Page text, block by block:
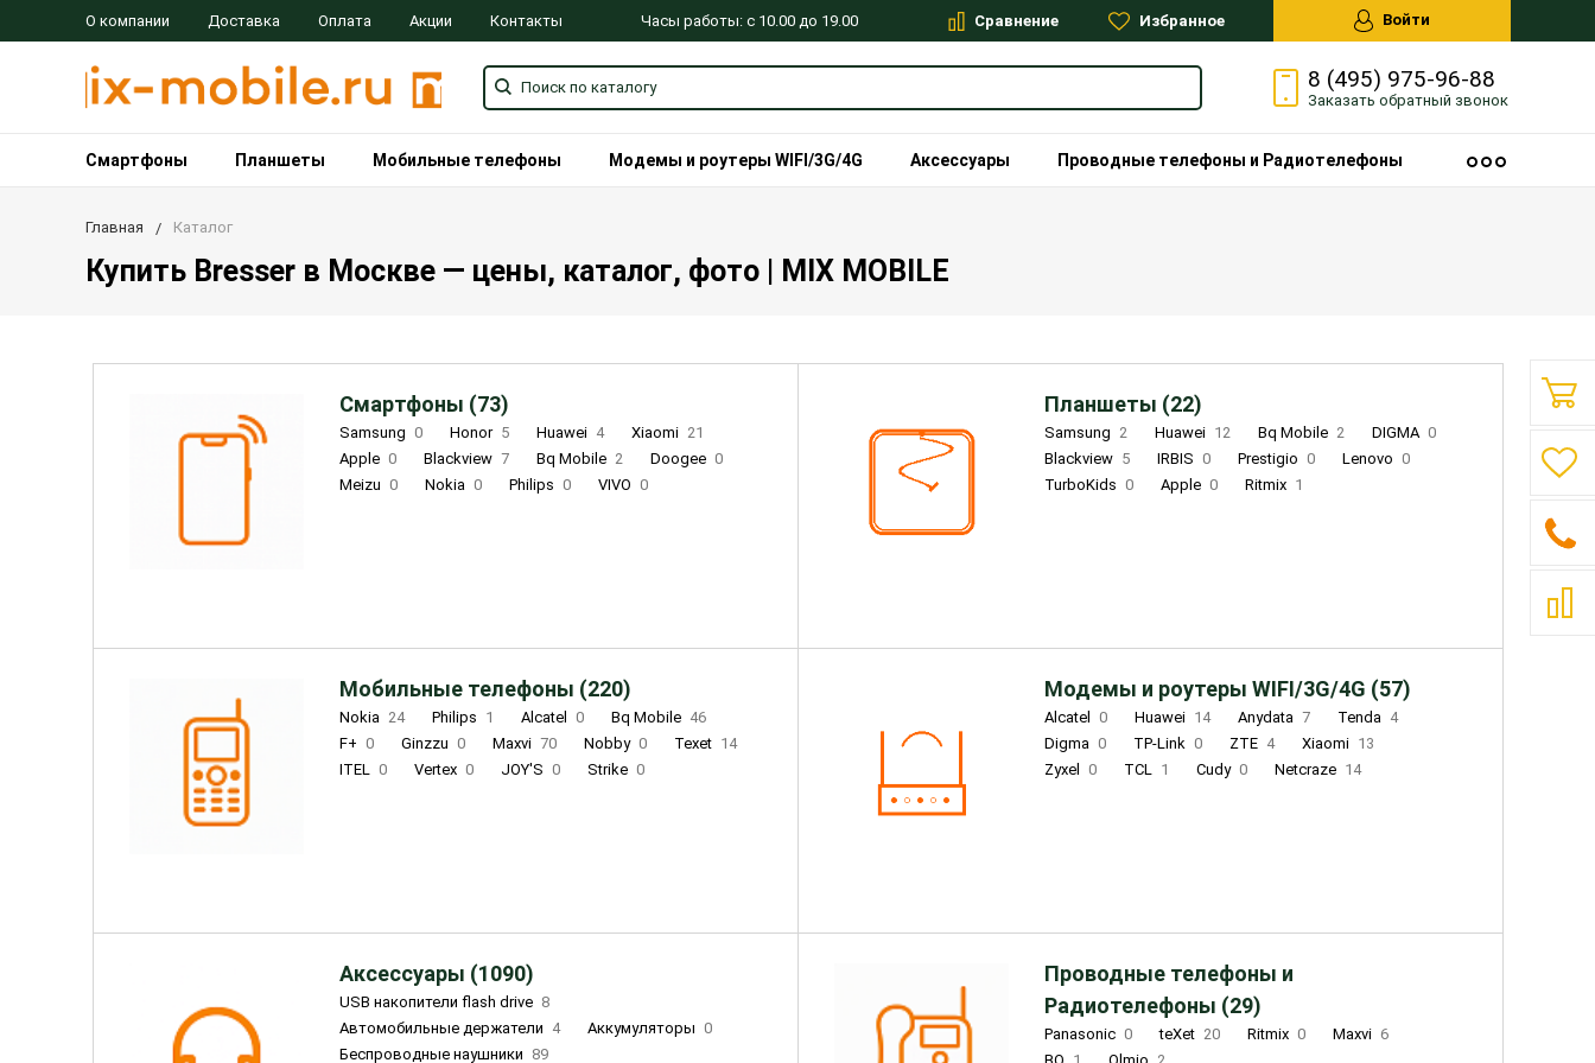
О компании Доставка Оплата Акции Контакты Часы работы: с 10.00 до 19.00 Сравнение Избранное Войти
8 (495) 975-96-88
Заказать обратный звонок
Смартфоны Планшеты Мобильные телефоны Модемы и роутеры WIFI/3G/4G Аксессуары Проводные телефоны и Радиотелефоны
Главная Каталог
Купить Bresser в Москве — цены, каталог, фото | MIX MOBILE
Смартфоны (73)
Samsung 0 Honor 5 Huawei 4 Xiaomi 21
Apple 0 Blackview 7 Bq Mobile 2 Doogee 0
Meizu 0 Nokia 0 Philips 0 VIVO 0
Планшеты (22)
Samsung 2 Huawei 12 Bq Mobile 2 DIGMA 0
Blackview 5 IRBIS 0 Prestigio 0 Lenovo 0
TurboKids 0 Apple 0 Ritmix 1
Мобильные телефоны (220)
Nokia 24 Philips 1 Alcatel 0 Bq Mobile 46
F+ 0 Ginzzu 0 Maxvi 70 Nobby 0 Texet 14
ITEL 0 Vertex 0 JOY'S 0 Strike 0
Модемы и роутеры WIFI/3G/4G (57)
Alcatel 0 Huawei 14 Anydata 7 Tenda 4
Digma 0 TP-Link 0 ZTE 4 Xiaomi 13
Zyxel
0 TCL 1 Cudy 0 Netcraze 14
Аксессуары (1090)
USB накопители flash drive 8
Автомобильные держатели 4 Аккумуляторы 0
Беспроводные наушники 89
Проводные телефоны и
Радиотелефоны (29)
Panasonic 0 teXet 20 Ritmix 0 Maxvi 6